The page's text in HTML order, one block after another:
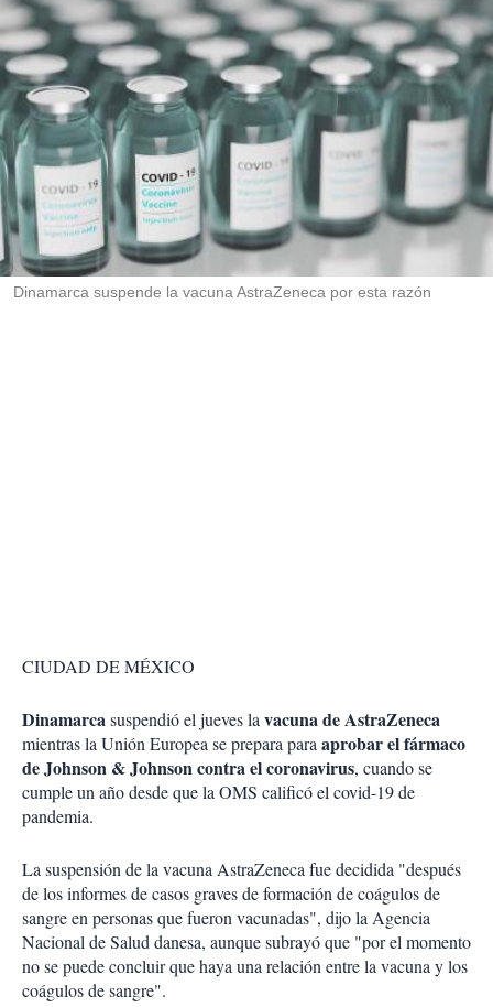
e
s
d
e
c
o
m
p
a
r
t
i
r
Dinamarca suspende la vacuna AstraZeneca por esta razón
CIUDAD DE MÉXICO
Dinamarcasuspendió el jueves lavacuna de AstraZeneca
mientras la Unión Europea se prepara paraaprobar el fármaco
de Johnson & Johnson contra el coronavirus, cuando se
cumple un año desde que la OMS calificó el covid-19 de
pandemia.
La suspensión de la vacuna AstraZeneca fue decidida "después
de los informes de casos graves de formación de coágulos de
sangre en personas que fueron vacunadas", dijo la Agencia
Nacional de Salud danesa, aunque subrayó que "por el momento
no se puede concluir que haya una relación entre la vacuna y los
coágulos de sangre".